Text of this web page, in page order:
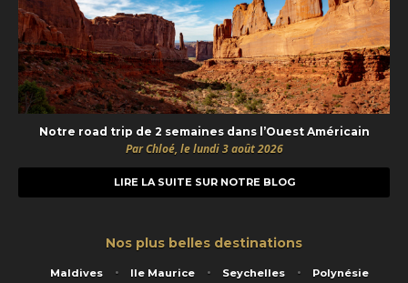
Notre road trip de 2 semaines dans l’Ouest Américain
Par Chloé, le lundi 3 août 2026
LIRE LA SUITE SUR NOTRE BLOG
Nos plus belles destinations
Maldives Ile Maurice Seychelles Polynésie